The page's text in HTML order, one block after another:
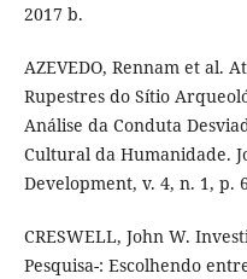
2017 b.
AZEVEDO, Rennam et al.
Rupestres do Sítio
Análise da Conduta
Cultural da Humanidade.
Development, v. 4, n. 1, p.
CRESWELL, John W.
Pesquisa-: Escolhendo